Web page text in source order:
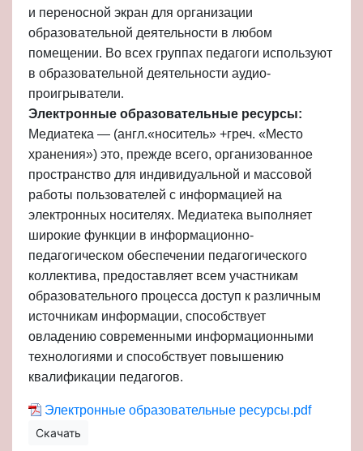
и переносной экран для организации
образовательной деятельности в любом
помещении. Во всех группах педагоги используют
в образовательной деятельности аудио-
проигрыватели.
Электронные образовательные ресурсы:
Медиатека — (англ.«носитель» +греч. «Место
хранения») это, прежде всего, организованное
пространство для индивидуальной и массовой
работы пользователей с информацией на
электронных носителях. Медиатека выполняет
широкие функции в информационно-
педагогическом обеспечении педагогического
коллектива, предоставляет всем участникам
образовательного процесса доступ к различным
источникам информации, способствует
овладению современными информационными
технологиями и способствует повышению
квалификации педагогов.
Электронные образовательные ресурсы.pdf
Скачать